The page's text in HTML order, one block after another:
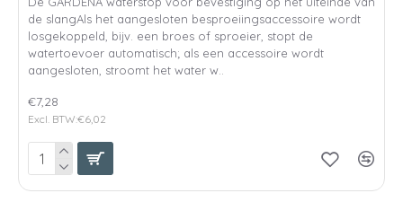
de slangAls het aangesloten besproeiingsaccessoire wordt
losgekoppeld, bijv. een broes of sproeier, stopt de
watertoevoer automatisch; als een accessoire wordt
aangesloten, stroomt het water w..
€7,28
Excl. BTW:€6,02